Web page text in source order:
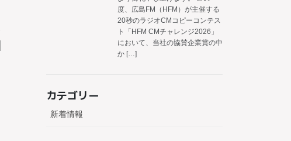
度、広島FM（HFM）が主催する
20秒のラジオCMコピーコンテス
ト「HFM CMチャレンジ2026」
において、当社の協賛企業賞の中
か […]
カテゴリー
新着情報